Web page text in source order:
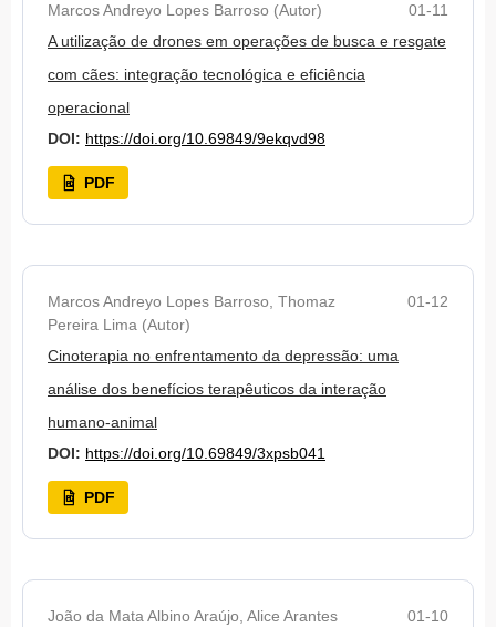
Marcos Andreyo Lopes Barroso (Autor)
01-11
A utilização de drones em operações de busca e resgate
com cães: integração tecnológica e eficiência
operacional
DOI: https://doi.org/10.69849/9ekqvd98
PDF
Marcos Andreyo Lopes Barroso, Thomaz
Pereira Lima (Autor)
01-12
Cinoterapia no enfrentamento da depressão: uma
análise dos benefícios terapêuticos da interação
humano-animal
DOI: https://doi.org/10.69849/3xpsb041
PDF
João da Mata Albino Araújo, Alice Arantes
01-10